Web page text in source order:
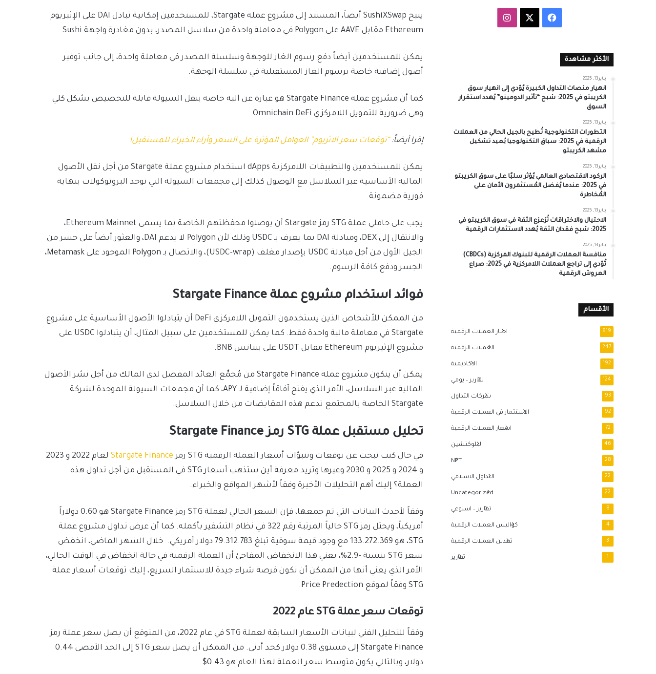
يتيح SushiXSwap أيضاً، المستند إلى مشروع عملة Stargate، للمستخدمين إمكانية تبادل DAI على الإثيريوم
Ethereum مقابل AAVE على Polygon في معاملة واحدة من سلاسل المصدر، بدون مغادرة واجهة Sushi.
يمكن للمستخدمين أيضاً دفع رسوم الغاز للوجهة وسلسلة المصدر في معاملة واحدة، إلى جانب توفير
أصول إضافية خاصة برسوم الغاز المستقبلية في سلسلة الوجهة.
كما أن مشروع عملة Stargate Finance هو عبارة عن آلية خاصة بنقل السيولة قابلة للتخصيص بشكل كلي
وهي ضرورية للتمويل اللامركزي Omnichain DeFi.
إقرا أيضاً:“توقعات سعر الاثريوم” العوامل المؤثرة على السعر وآراء الخبراء للمستقبل!
يمكن للمستخدمين والتطبيقات اللامركزية dApps استخدام مشروع عملة Stargate من أجل نقل الأصول
المالية الأساسية عبر السلاسل مع الوصول كذلك إلى مجمعات السيولة التي توحد البروتوكولات بنهاية
فورية مضمونة.
يجب على حاملي عملة STG رمز Stargate أن يوصلوا محفظتهم الخاصة بما يسمى Ethereum Mainnet،
والانتقال إلى DEX، ومبادلة DAI بما يعرف بـ USDC وذلك لأن Polygon لا يدعم DAI، والعثور أيضاً على جسر من
الجيل الأول من أجل مبادلة USDC بإصدار مغلف (USDC-wrap)، والاتصال بـ Polygon الموجود على Metamask،
الجسر ودفع كافة الرسوم.
فوائد استخدام مشروع عملة Stargate Finance
من الممكن للأشخاص الذين يستخدمون التمويل اللامركزي DeFi أن يتبادلوا الأصول الأساسية على مشروع
Stargate في معاملة مالية واحدة فقط. كما يمكن للمستخدمين على سبيل المثال، أن يتبادلوا USDC على
مشروع الإثيريوم Ethereum مقابل USDT على بينانس BNB.
يمكن أن يتكون مشروع عملة Stargate Finance من مُجمِّع العائد المفضل لدى المالك من أجل نشر الأصول
المالية عبر السلاسل، الأمر الذي يفتح آفاقاً إضافية لـ APY، كما أن مجمعات السيولة الموحدة لشركة
Stargate الخاصة بالمجتمع تدعم هذه المقايضات من خلال السلاسل.
تحليل مستقبل عملة STG رمز Stargate Finance
في حال كنت تبحث عن توقعات وتنبؤات أسعار العملة الرقمية STG رمز Stargate Finance
لعام 2022 و 2023
و 2024 و 2025 و 2030 وغيرها وتريد معرفة أين ستذهب أسعار STG في المستقبل من أجل تداول هذه
العملة؟ إليك أهم التحليلات الأخيرة وفقاً لأشهر المواقع والخبراء.
وفقاً لأحدث البيانات التي تم جمعها، فإن السعر الحالي لعملة STG رمز Stargate Finance هو 0.60 دولاراً
أمريكياً، ويحتل رمز STG حالياً المرتبة رقم 322 في نظام التشفير بأكمله. كما أن عرض تداول مشروع عملة
STG، هو 133.272.369 مع وجود قيمة سوقية تبلغ 79.312.783 دولار أمريكي. خلال الشهر الماضي، انخفض
سعر STG بنسبة -2.9%، يعني هذا الانخفاض المفاجئ أن العملة الرقمية في حالة انخفاض في الوقت الحالي،
الأمر الذي يعني أنها من الممكن أن تكون فرصة شراء جيدة للاستثمار السريع، إليك توقعات أسعار عملة
STG وفقاً لموقع Price Predection.
توقعات سعر عملة STG عام 2022
وفقاً للتحليل الفني لبيانات الأسعار السابقة لعملة STG في عام 2022، من المتوقع أن يصل سعر عملة رمز
Stargate Finance إلى مستوى 0.38 دولار كحد أدنى. من الممكن أن يصل سعر STG إلى الحد الأقصى 0.44
دولار، وبالتالي يكون متوسط سعر العملة لهذا العام هو 0.43$.
فيسبوك انستقرام
الأكثر مشاهدة
يناير 13, 2025
انهيار منصات التداول الكبيرة يُؤدي إلى انهيار سوق
الكريبتو في 2025: شبح “تأثير الدومينو” يُهدد استقرار
السوق
يناير 13, 2025
التطورات التكنولوجية تُطيح بالجيل الحالي من العملات
الرقمية في 2025: سباق التكنولوجيا يُعيد تشكيل
مشهد الكريبتو
يناير 13, 2025
الركود الاقتصادي العالمي يُؤثر سلبًا على سوق الكريبتو
في 2025: عندما يُفضل المُستثمرون الأمان على
المُخاطرة
يناير 13, 2025
الاحتيال والاختراقات تُزعزع الثقة في سوق الكريبتو في
2025: شبح فقدان الثقة يُهدد الاستثمارات الرقمية
يناير 13, 2025
منافسة العملات الرقمية للبنوك المركزية (CBDCs)
تُؤدي إلى تراجع العملات اللامركزية في 2025: صراع
العروش الرقمية
الأقسام
اخبار العملات الرقمية 819
العملات الرقمية 247
الاكاديمية 192
تقارير – يومي 124
شركات التداول 93
الاستثمار في العملات الرقمية 92
اسعار العملات الرقمية 72
البلوكتشين 46
NFT 28
التداول الاسلامي 22
Uncategorized 22
تقارير – اسبوعي 8
كواليس العملات الرقمية 4
تعدين العملات الرقمية 3
تقارير 1